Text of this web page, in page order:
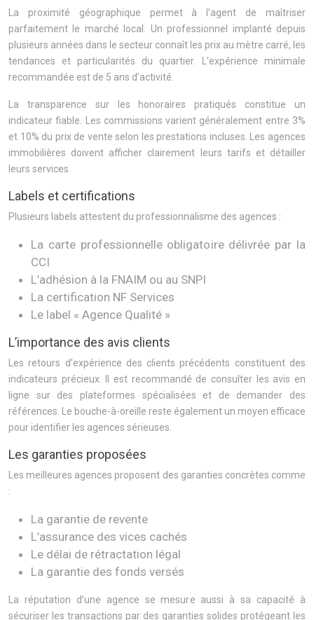
La proximité géographique permet à l’agent de maîtriser
parfaitement le marché local. Un professionnel implanté depuis
plusieurs années dans le secteur connaît les prix au mètre carré, les
tendances et particularités du quartier. L’expérience minimale
recommandée est de 5 ans d’activité.
La transparence sur les honoraires pratiqués constitue un
indicateur fiable. Les commissions varient généralement entre 3%
et 10% du prix de vente selon les prestations incluses. Les agences
immobilières doivent afficher clairement leurs tarifs et détailler
leurs services.
Labels et certifications
Plusieurs labels attestent du professionnalisme des agences :
La carte professionnelle obligatoire délivrée par la
CCI
L’adhésion à la FNAIM ou au SNPI
La certification NF Services
Le label « Agence Qualité »
L’importance des avis clients
Les retours d’expérience des clients précédents constituent des
indicateurs précieux. Il est recommandé de consulter les avis en
ligne sur des plateformes spécialisées et de demander des
références. Le bouche-à-oreille reste également un moyen efficace
pour identifier les agences sérieuses.
Les garanties proposées
Les meilleures agences proposent des garanties concrètes comme
:
La garantie de revente
L’assurance des vices cachés
Le délai de rétractation légal
La garantie des fonds versés
La réputation d’une agence se mesure aussi à sa capacité à
sécuriser les transactions par des garanties solides protégeant les